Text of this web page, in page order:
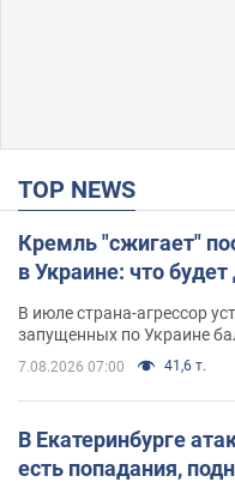
TOP NEWS
Кремль "сжигает"
в Украине: что
В июле страна-агрессор
запущенных по Украине
7.08.2026 07:00 41,6 т.
В Екатеринбурге
есть попадания,